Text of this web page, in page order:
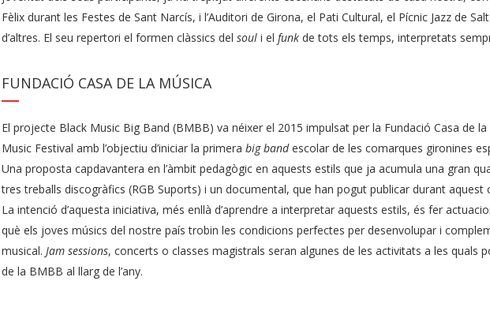
Fèlix durant les Festes de Sant Narcís, i l’Auditori de Girona, el Pati Cultural, el Pícnic Jazz de
d’altres. El seu repertori el formen clàssics del souli el funkde tots els temps, interpretats
FUNDACIÓ CASA DE LA MÚSICA
El projecte Black Music Big Band (BMBB) va néixer el 2015 impulsat per la Fundació Casa de
Music Festival amb l’objectiu d’iniciar la primera big bandescolar de les comarques gironines
Una proposta capdavantera en l’àmbit pedagògic en aquests estils que ja acumula una gran
tres treballs discogràfics (RGB Suports) i un documental, que han pogut publicar durant aquest
La intenció d’aquesta iniciativa, més enllà d’aprendre a interpretar aquests estils, és fer
què els joves músics del nostre país trobin les condicions perfectes per desenvolupar i
musical. Jam sessions, concerts o classes magistrals seran algunes de les activitats a les quals
de la BMBB al llarg de l’any.